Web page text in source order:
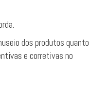
dos produtos quanto
e corretivas no